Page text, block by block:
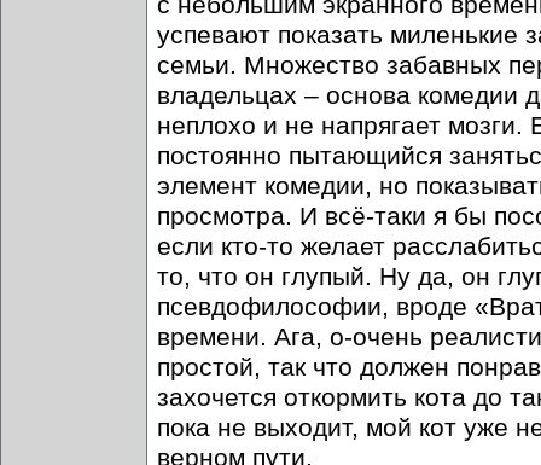
успевают показать миленькие
семьи. Множество забавных
владельцах – основа комедии
неплохо и не напрягает мозги.
постоянно пытающийся
элемент комедии, но
просмотра. И всё-таки я бы
если кто-то желает
то, что он глупый. Ну да, он
псевдофилософии, вроде
времени. Ага, о-очень
простой, так что должен
захочется откормить кота до
пока не выходит, мой кот уже
верном пути.